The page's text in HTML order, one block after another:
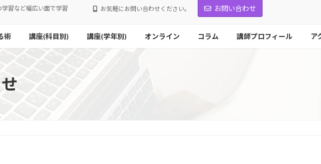
習など幅広い面で学習
お気軽にお問い合わせください。 お問い合わせ
術 講座(科目別) 講座(学年別) オンライン コラム 講師プロフィール ア